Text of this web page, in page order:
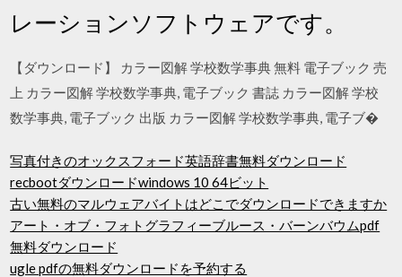
レーションソフトウェアです。
【ダウンロード】 カラー図解 学校数学事典 無料 電子ブック 売
上 カラー図解 学校数学事典, 電子ブック 書誌 カラー図解 学校
数学事典, 電子ブック 出版 カラー図解 学校数学事典, 電子ブ�
写真付きのオックスフォード英語辞書無料ダウンロード
recbootダウンロードwindows 10 64ビット
古い無料のマルウェアバイトはどこでダウンロードできますか
アート・オブ・フォトグラフィーブルース・バーンバウムpdf
無料ダウンロード
ugle pdfの無料ダウンロードを予約する